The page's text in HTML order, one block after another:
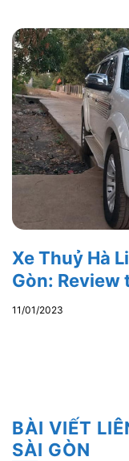
Xe Thuỷ Hà
Gòn: Review
11/01/2023
BÀI VIẾT
SÀI GÒN